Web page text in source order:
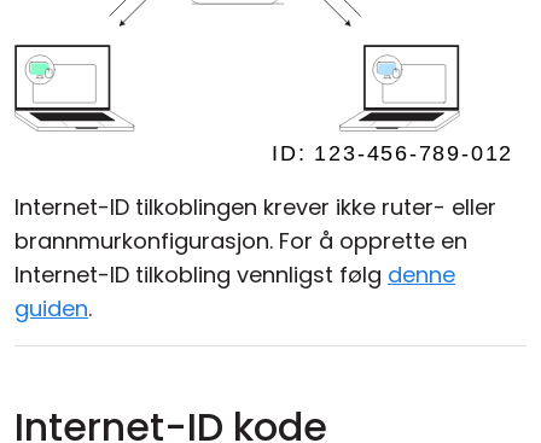
Internet-ID tilkoblingen krever ikke ruter- eller
brannmurkonfigurasjon. For å opprette en
Internet-ID tilkobling vennligst følg denne
guiden.
Internet-ID kode